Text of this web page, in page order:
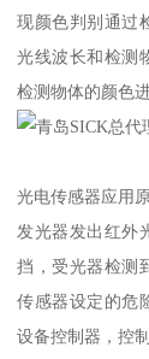
现颜色判别通过
光线波长和检测
检测物体的颜色
光电传感器应用
发光器发出红外
挡，受光器检测
传感器设定的危
设备控制器，控